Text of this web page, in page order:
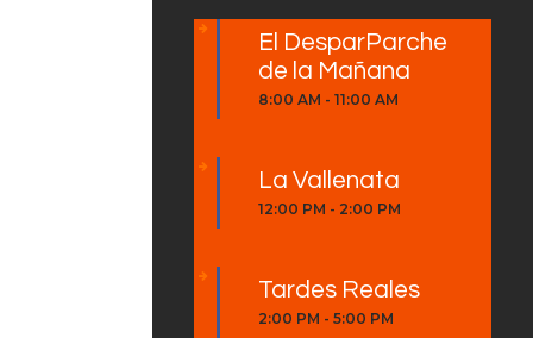
El DesparParche
de la Mañana
8:00 AM -11:00 AM
La Vallenata
12:00 PM - 2:00 PM
Tardes Reales
2:00 PM -5:00 PM